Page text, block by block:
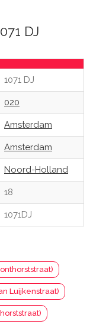
DJ
1071 DJ
020
Amsterdam
Amsterdam
Noord-Holland
18
1071DJ
Luijkenstraat)